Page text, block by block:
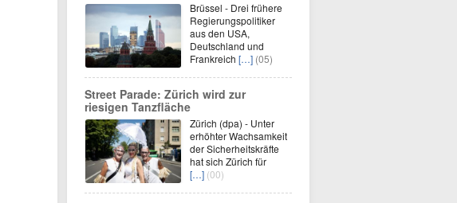
Brüssel - Drei frühere
Regierungspolitiker
aus den USA,
Deutschland und
Frankreich […] (05)
Street Parade: Zürich wird zur
riesigen Tanzfläche
Zürich (dpa) - Unter
erhöhter Wachsamkeit
der Sicherheitskräfte
hat sich Zürich für
[…] (00)